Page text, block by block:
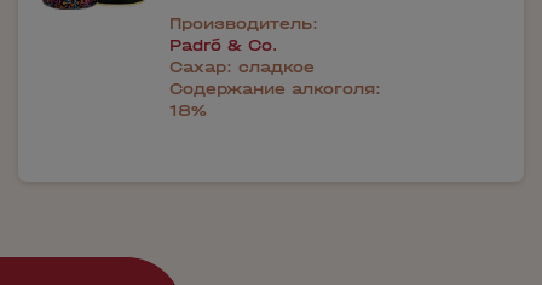
Производитель:
Padró & Co.
Сахар: сладкое
Содержание алкоголя:
18%